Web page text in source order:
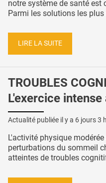
notre système de santé est
Parmi les solutions les plus
LIRE LA SUITE
TROUBLES
L'exercice
Actualité publiée il y a 6 jours 3
L'activité physique
perturbations du sommeil
atteintes de troubles